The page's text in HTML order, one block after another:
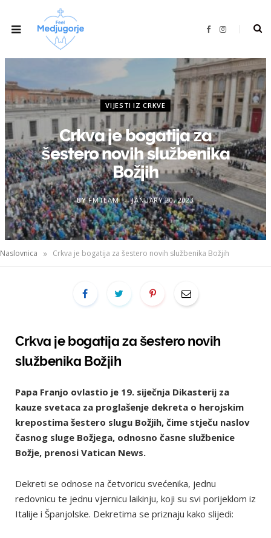
F
b
o
o
k
I
a
g
r
a
VIJESTI IZ CRKVE
Crkva je bogatija za
šestero novih službenika
Božjih
BY FMTEAM JANUARY 20, 2023
Naslovnica » Crkva je bogatija za šestero novih službenika Božjih
Crkva je bogatija za šestero novih
službenika Božjih
Papa Franjo ovlastio je 19. siječnja Dikasterij za
kauze svetaca za proglašenje dekreta o herojskim
krepostima šestero slugu Božjih, čime stječu naslov
časnog sluge Božjega, odnosno časne službenice
Božje, prenosi Vatican News.
Dekreti se odnose na četvoricu svećenika, jednu
redovnicu te jednu vjernicu laikinju, koji su svi porijeklom iz
Italije i Španjolske. Dekretima se priznaju kako slijedi: